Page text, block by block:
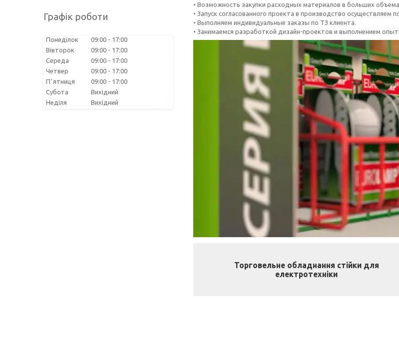
• Возможность закупки расходных материалов в больших
• Запуск согласованного проекта в производство осуществляем
• Выполняем индивидуальные заказы по ТЗ клиента.
• Занимаемся разработкой дизайн-проектов и выполнением
Торговельне обладнання стійки для
електротехніки
Графік роботи
Понеділок 09:00
17:00
Вівторок
09:00
17:00
Середа
09:00
17:00
Четвер
09:00
17:00
Пʼятниця
09:00
17:00
Субота
Вихідний
Неділя
Вихідний